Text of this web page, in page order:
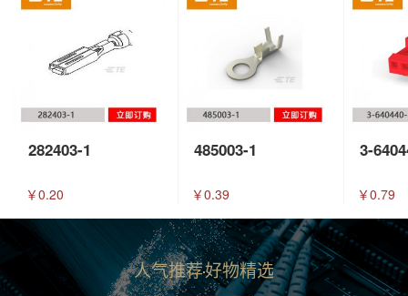
282403-1
￥0.20
485003-1
￥0.39
3-
￥0.79
人气推荐好物精选